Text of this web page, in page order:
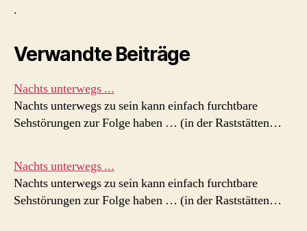
.
Verwandte Beiträge
Nachts unterwegs ...
Nachts unterwegs zu sein kann einfach furchtbare
Sehstörungen zur Folge haben … (in der Raststätten…
Nachts unterwegs ...
Nachts unterwegs zu sein kann einfach furchtbare
Sehstörungen zur Folge haben … (in der Raststätten…